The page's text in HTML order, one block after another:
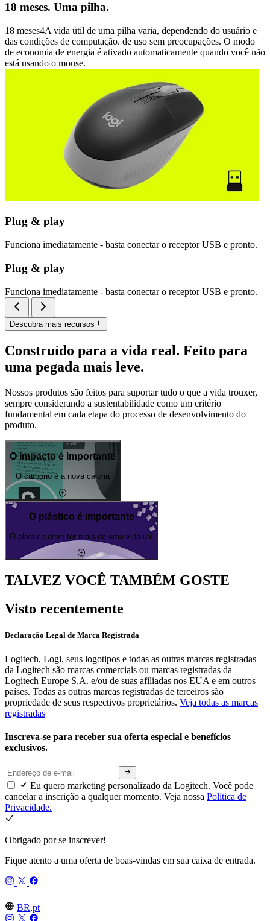
18 meses. Uma pilha.
18 meses4A vida útil de uma pilha varia, dependendo do usuário e
das condições de computação. de uso sem preocupações. O modo
de economia de energia é ativado automaticamente quando você não
está usando o mouse.
Plug & play
Funciona imediatamente - basta conectar o receptor USB e pronto.
Plug & play
Funciona imediatamente - basta conectar o receptor USB e pronto.
Descubra mais recursos
Construído para a vida real. Feito para
uma pegada mais leve.
Nossos produtos são feitos para suportar tudo o que a vida trouxer,
sempre considerando a sustentabilidade como um critério
fundamental em cada etapa do processo de desenvolvimento do
produto.
O impacto é importante
O carbono é a nova caloria
O plástico é importante
O plástico deve ter mais de uma vida útil
TALVEZ VOCÊ TAMBÉM GOSTE
Visto recentemente
Declaração Legal de Marca Registrada
Logitech, Logi, seus logotipos e todas as outras marcas registradas
da Logitech são marcas comerciais ou marcas registradas da
Logitech Europe S.A. e/ou de suas afiliadas nos EUA e em outros
países. Todas as outras marcas registradas de terceiros são
propriedade de seus respectivos proprietários. Veja todas as marcas
registradas
Inscreva-se para receber sua oferta especial e benefícios
exclusivos.
Eu quero marketing personalizado da Logitech. Você pode
cancelar a inscrição a qualquer momento. Veja nossa Política de
Privacidade.
Obrigado por se inscrever!
Fique atento a uma oferta de boas-vindas em sua caixa de entrada.
BR,pt